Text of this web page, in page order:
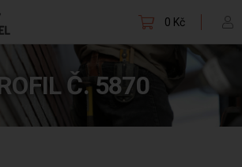
0 Kč
Č. 5870